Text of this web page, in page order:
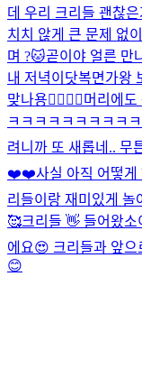
데 우리 크리들 괜찮
치치 않게 큰 문제 없
며 ?🐱곧이야 얼른 만
내 저녁이닷복면가왕
맞나용👉🏻👈🏻머리에도
ㅋㅋㅋㅋㅋㅋㅋㅋㅋㅋ
려니까 또 새롭네.. 무
❤️❤️사실 아직 어떻게
리들이랑 재미있게
🥰크리들 👋 들어왔
에요😍 크리들과 앞
😊